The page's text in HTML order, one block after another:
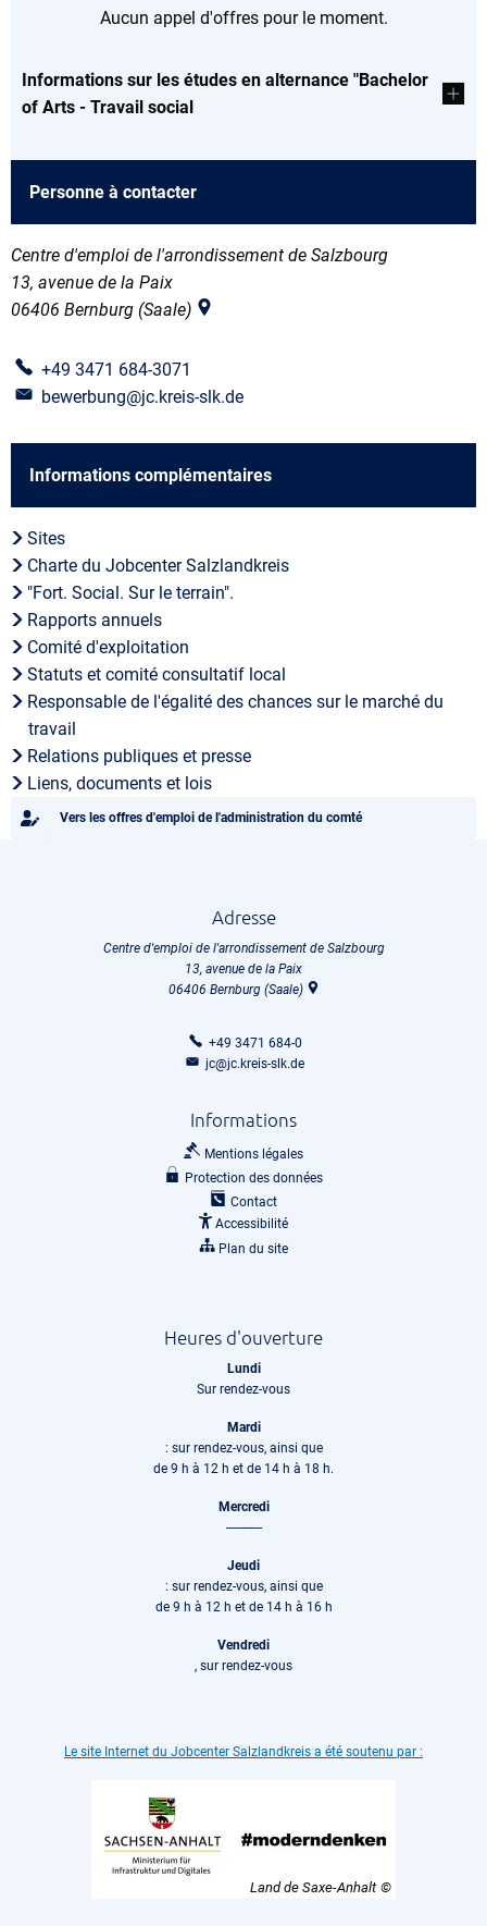
Aucun appel d'offres pour le moment.
Informations sur les études en alternance "Bachelor
of Arts - Travail social
Personne à contacter
Centre d'emploi de l'arrondissement de Salzbourg
13, avenue de la Paix
06406 Bernburg (Saale)
+49 3471 684-3071
bewerbung@jc.kreis-slk.de
Informations complémentaires
Sites
Charte du Jobcenter Salzlandkreis
"Fort. Social. Sur le terrain".
Rapports annuels
Comité d'exploitation
Statuts et comité consultatif local
Responsable de l'égalité des chances sur le marché du
travail
Relations publiques et presse
Liens, documents et lois
Vers les offres d'emploi de l'administration du comté
Adresse
Centre d'emploi de l'arrondissement de Salzbourg
13, avenue de la Paix
06406 Bernburg (Saale)
+49 3471 684-0
jc@jc.kreis-slk.de
Informations
Mentions légales
Protection des données
Contact
Accessibilité
Plan du site
Heures d'ouverture
Lundi
Sur rendez-vous
Mardi
: sur rendez-vous, ainsi que
de 9 h à 12 h et de 14 h à 18 h.
Mercredi
-----------
Jeudi
: sur rendez-vous, ainsi que
de 9 h à 12 h et de 14 h à 16 h
Vendredi
, sur rendez-vous
Le site Internet du Jobcenter Salzlandkreis a été soutenu par :
Land de Saxe-Anhalt